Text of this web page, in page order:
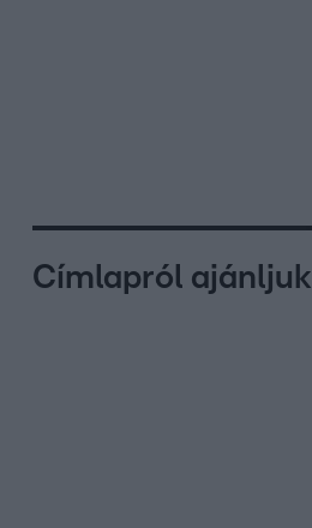
Címlapról ajánljuk